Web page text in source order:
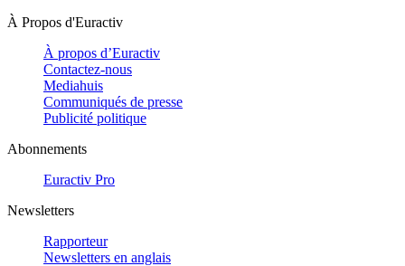
À Propos d'Euractiv
À propos d’Euractiv
Contactez-nous
Mediahuis
Communiqués de presse
Publicité politique
Abonnements
Euractiv Pro
Newsletters
Rapporteur
Newsletters en anglais